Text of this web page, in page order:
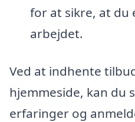
for at sikre, at du
arbejdet.
Ved at indhente
hjemmeside, kan du
erfaringer og